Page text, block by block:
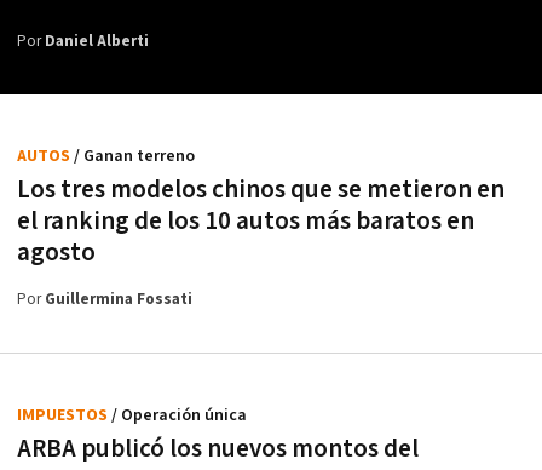
PorDaniel Alberti
Los tres modelos chinos que se metieron en
el ranking de los 10 autos más baratos en
agosto
AUTOS / Ganan terreno
PorGuillermina Fossati
ARBA publicó los nuevos montos del
IMPUESTOS / Operación única